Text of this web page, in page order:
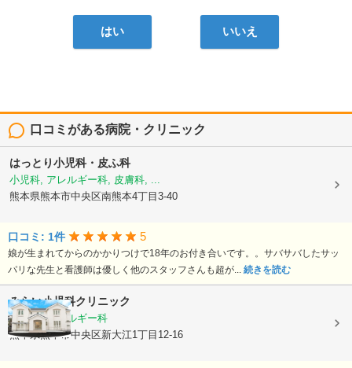
はい いいえ
口コミがある病院・クリニック
はっとり小児科・皮ふ科
小児科, アレルギー科, 皮膚科, ...
熊本県熊本市中央区南熊本4丁目3-40
口コミ: 1件 5
娘が生まれてからのかかりつけで18年のお付き合いです。。サバサバしたサッ
パリな先生と看護師は優しく他のスタッフさんも超が... 続きを読む
みらい小児科クリニック
小児科, アレルギー科
熊本県熊本市中央区新大江1丁目12-16